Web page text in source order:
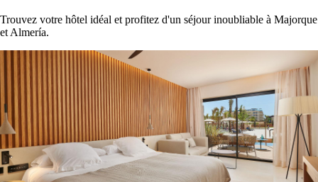
Trouvez votre hôtel idéal et profitez d'un séjour inoubliable à Majorque
et Almería.